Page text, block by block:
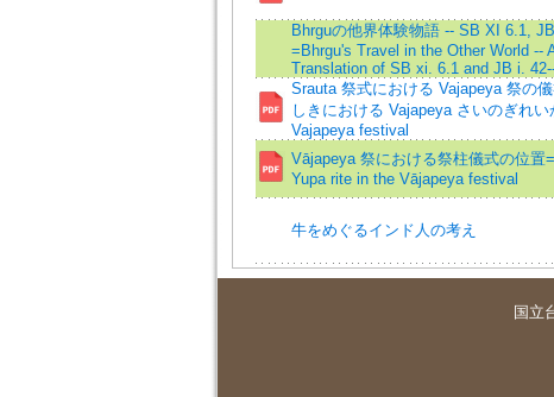
Bhrguの他界体験物語 -- SB XI 6.1,
=Bhrgu's Travel in the Other World --
Translation of SB xi. 6.1 and JB i.
Srauta 祭式における Vajapeya 祭の
しきにおける Vajapeya さいのぎれ
Vajapeya festival
Vājapeya 祭における祭柱儀式の位置
Yupa rite in the Vājapeya festival
牛をめぐるインド人の考え
国立